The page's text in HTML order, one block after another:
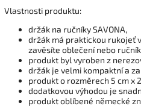
Vlastnosti produktu:
držák na ručníky SAVONA,
držák má praktickou rukojeť
zavěsíte oblečení nebo
produkt byl vyroben z
držák je velmi kompaktní a
produkt o rozměrech 5 cm x
dodatkovou výhodou je
produkt oblíbené německé